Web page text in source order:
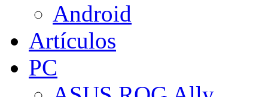
Android
Artículos
PC